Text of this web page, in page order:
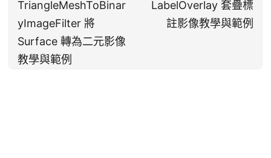
TriangleMeshToBinar
yImageFilter 將
Surface 轉為二元影像
教學與範例
LabelOverlay 套疊標
註影像教學與範例